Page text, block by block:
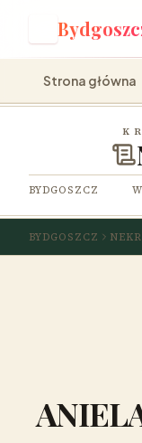
Strona główna
BYDGOSZCZ
BYDGOSZCZ